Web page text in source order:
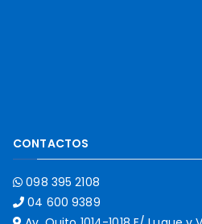
CONTACTOS
098 395 2108
04 600 9389